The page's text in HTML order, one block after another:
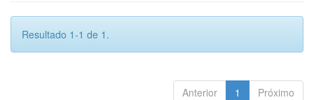
Resultado 1-1 de 1.
Anterior 1 Próximo